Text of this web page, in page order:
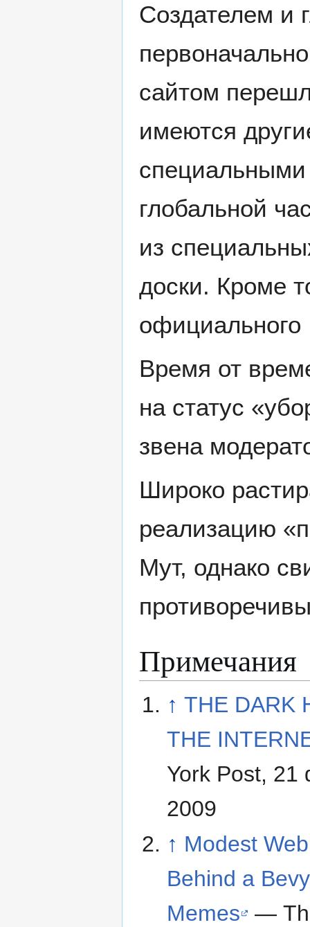
Создателем и
сайтом
имеются
глобальной
из
доски. Кроме
официального
Время от
на статус
звена
Широко
реализацию
Мут, однако
Примечания
↑ THE DARK
THE
York Post, 21
2009
↑ Modest
Behind a
Memes
—